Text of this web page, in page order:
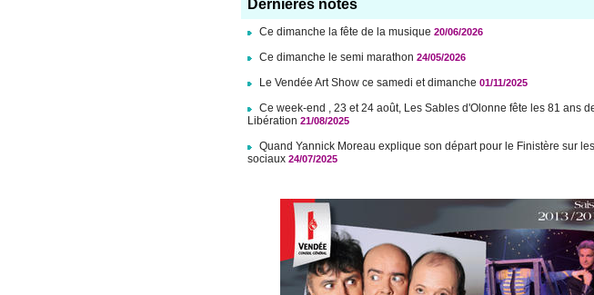
Dernières notes
Ce dimanche la fête de la musique 20/06/2026
Ce dimanche le semi marathon24/05/2026
Le Vendée Art Show ce samedi et dimanche 01/11/2025
Ce week-end , 23 et 24 août, Les Sables d'Olonne fête les 81 ans
Libération21/08/2025
Quand Yannick Moreau explique son départ pour le Finistère sur
sociaux 24/07/2025